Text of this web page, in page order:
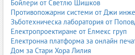
Бойлери от Светлю Шишков
Противопожарни системи от Джи
Зъботехническа лаборатория от
Електропроектиране от Елмекс груп
Електронна платформа за онлайн
Дом за Стари Хора Лилия